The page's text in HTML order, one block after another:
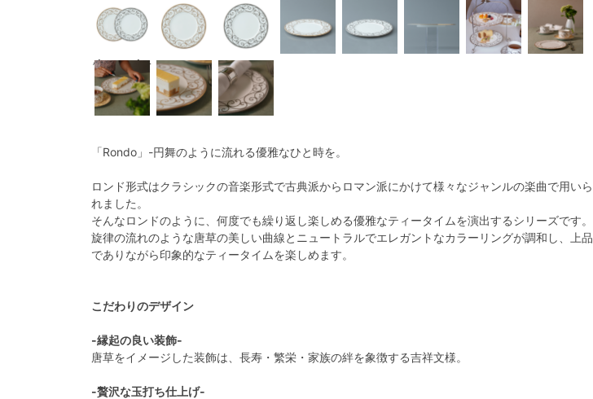
ﾍﾟｱ21cmﾌﾟﾚｰ
ﾄ
「Rondo」-円舞のように流れる優雅なひと時を。
ロンド形式はクラシックの音楽形式で古典派からロマン派にかけて様々なジャンルの楽曲で用いら
れました。
そんなロンドのように、何度でも繰り返し楽しめる優雅なティータイムを演出するシリーズです。
旋律の流れのような唐草の美しい曲線とニュートラルでエレガントなカラーリングが調和し、上品
でありながら印象的なティータイムを楽しめます。
こだわりのデザイン
-縁起の良い装飾-
唐草をイメージした装飾は、長寿・繁栄・家族の絆を象徴する吉祥文様。
-贅沢な玉打ち仕上げ-